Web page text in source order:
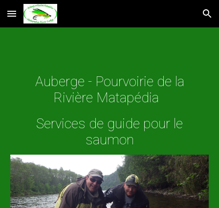
Skip to main content Skip to navigation
Auberge - Pourvoirie de la
Rivière Matapédia
Services de guide pour le
saumon